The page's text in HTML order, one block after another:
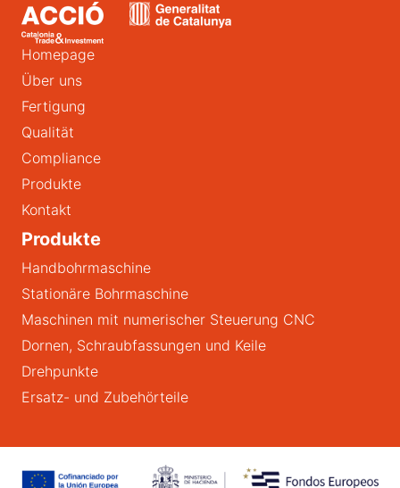
Homepage
Über uns
Fertigung
Qualität
Compliance
Produkte
Kontakt
Produkte
Handbohrmaschine
Stationäre Bohrmaschine
Maschinen mit numerischer Steuerung CNC
Dornen, Schraubfassungen und Keile
Drehpunkte
Ersatz- und Zubehörteile